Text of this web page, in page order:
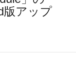
版アップ